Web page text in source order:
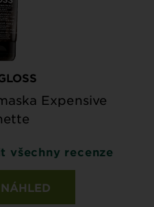
Expensive
on reviews
všechny recenze